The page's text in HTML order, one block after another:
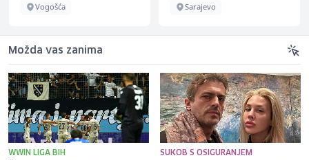
Vogošća Sarajevo
Možda vas zanima
WWIN LIGA BIH SUKOB S OSIGURANJEM